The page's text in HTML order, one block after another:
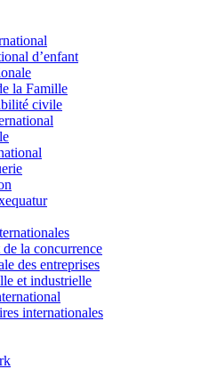
d’enfant
la Famille
civile
la concurrence
des entreprises
et industrielle
internationales